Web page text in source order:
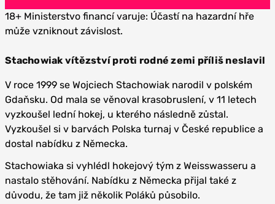
18+ Ministerstvo financí varuje: Účastí na hazardní hře
může vzniknout závislost.
Stachowiak vítězství proti rodné zemi příliš neslavil
V roce 1999 se Wojciech Stachowiak narodil v polském
Gdaňsku. Od mala se věnoval krasobruslení, v 11 letech
vyzkoušel lední hokej, u kterého následně zůstal.
Vyzkoušel si v barvách Polska turnaj v České republice a
dostal nabídku z Německa.
Stachowiaka si vyhlédl hokejový tým z Weisswasseru a
nastalo stěhování. Nabídku z Německa přijal také z
důvodu, že tam již několik Poláků působilo.